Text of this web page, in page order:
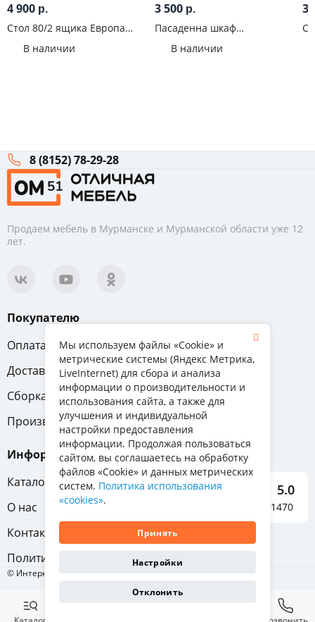
4 900 р.
Стол 80/2 ящика Европа
В наличии
3 500 р.
Пасаденна шкаф
600 (460) Бетон графит
В наличии
3
8 (8152) 78-29-28
Продаем мебель в Мурманске и Мурманской области уже 12
лет.
Покупателю
Оплата
Вопрос-ответ
Доставка
Обмен и возврат
Сборка
Гарантия
Производители
Информация
Каталог мебели
О нас
Контакты
Политика конфиденциальности
5.0
Отзывы о нас 1470
© Интернет-магазин «Отличная мебель», 2011-2026
Мы используем файлы «Cookie» и
метрические системы (Яндекс Метрика,
LiveInternet) для сбора и анализа
информации о производительности и
использования сайта, а также для
улучшения и индивидуальной
настройки предоставления
информации. Продолжая пользоваться
сайтом, вы соглашаетесь на обработку
файлов «Cookie» и данных метрических
систем. Политика использования
«cookies».
Принять
Настройки
Отклонить